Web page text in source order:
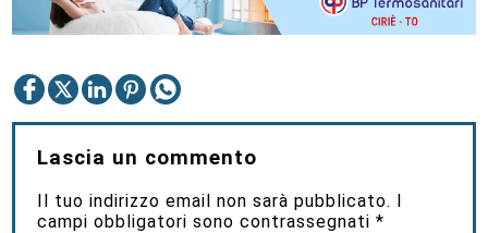
Lascia un commento
Il tuo indirizzo email non sarà pubblicato. I
campi obbligatori sono contrassegnati*